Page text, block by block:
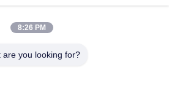
8:26 PM
are you looking for?